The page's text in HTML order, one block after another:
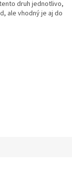
druh jednotlivo,
ale vhodný je aj do